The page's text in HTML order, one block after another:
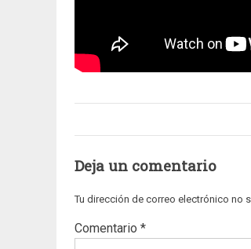
Deja un comentario
Tu dirección de correo electrónico no
Comentario *